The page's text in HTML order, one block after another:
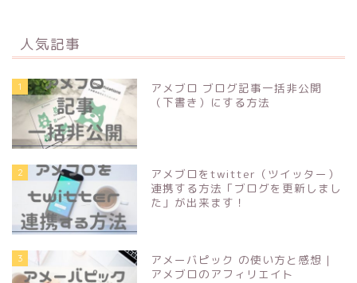
人気記事
1
アメブロ ブログ記事一括非公開
（下書き）にする方法
2
アメブロをtwitter（ツイッター）
連携する方法「ブログを更新しまし
た」が出来ます！
3
アメーバピック の使い方と感想 |
アメブロのアフィリエイト